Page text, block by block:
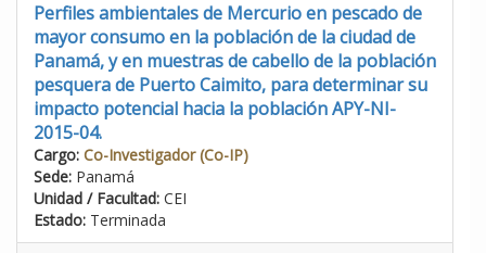
Perfiles ambientales de Mercurio en pescado de
mayor consumo en la población de la ciudad de
Panamá, y en muestras de cabello de la población
pesquera de Puerto Caimito, para determinar su
impacto potencial hacia la población APY-NI-
2015-04.
Cargo: Co-Investigador (Co-IP)
Sede: Panamá
Unidad / Facultad: CEI
Estado: Terminada